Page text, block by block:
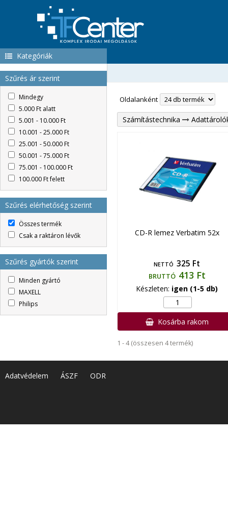
Kategóriák
Szűrés ár szerint
Mindegy
5.000 Ft alatt
5.001 - 10.000 Ft
10.001 - 25.000 Ft
25.001 - 50.000 Ft
50.001 - 75.000 Ft
75.001 - 100.000 Ft
100.000 Ft felett
Szűrés elérhetőség szerint
Összes termék
Csak a raktáron lévők
Szűrés gyártók szerint
Minden gyártó
MAXELL
Philips
Oldalanként
Számítástechnika
CD-R lemez Verbatim 52x
NETTÓ 325 Ft
BRUTTÓ 413 Ft
Készleten: igen (1-5 db)
Kosárba rakom
1 - 4 (összesen 4 termék)
Adatvédelem ÁSZF ODR